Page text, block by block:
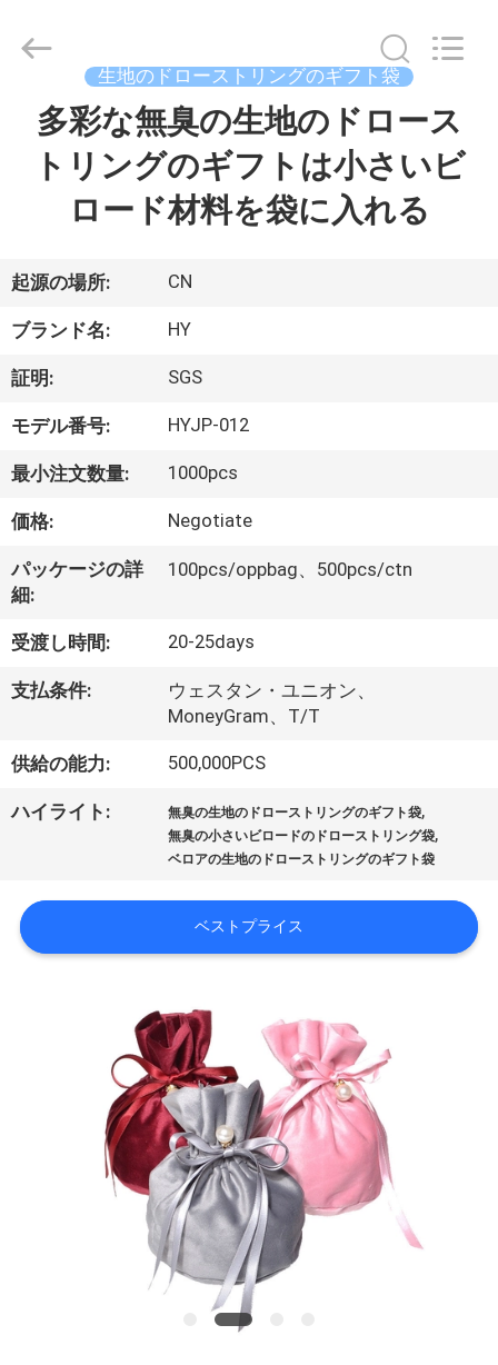
品
わ
た
し
ち
に
つ
い
工
ア
Hongyue
Reserved.
生地のドローストリングのギフト袋
多彩な無臭の生地のドロース
トリングのギフトは小さいビ
ロード材料を袋に入れる
起源の場所: CN
ブランド名: HY
証明: SGS
モデル番号: HYJP-012
最小注文数量: 1000pcs
価格: Negotiate
パッケージの詳
細:
100pcs/oppbag、500pcs/ctn
受渡し時間: 20-25days
支払条件:
ウェスタン・ユニオン、
MoneyGram、T/T
供給の能力: 500,000PCS
ハイライト: 無臭の生地のドローストリングのギフト袋,
無臭の小さいビロードのドローストリング袋,
ベロアの生地のドローストリングのギフト袋
ベストプライス